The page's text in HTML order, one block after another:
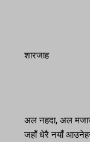
शारजाह
अल नहदा, अल
जहाँ धेरै नयाँ